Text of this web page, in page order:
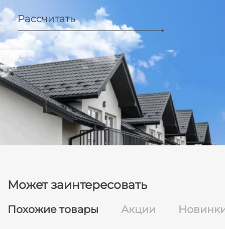
Рассчитать
Может заинтересовать
Похожие товары Акции